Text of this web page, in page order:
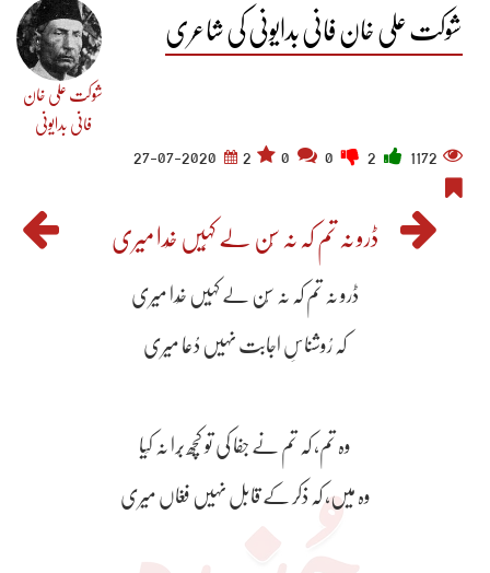
شوکت علی خان فانی بدایونی کی شاعری
شوکت علی خان
فانی بدایونی
1172
2
27-07-2020
ڈرو نہ تم کہ نہ سُن لے کہِیں خُدا میری
ڈرو نہ تم کہ نہ سُن لے کہِیں خُدا میری
کہ رُوشناسِ اجابت نہیں دُعا میری
وہ تم، کہ تم نے جفا کی تو کچھ بُرا نہ کِیا
وہ میں، کہ ذکر کے قابل نہیں فغاں میری